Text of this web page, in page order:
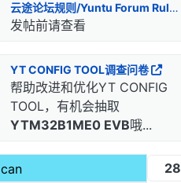
云途论坛规则/Yuntu Forum Rules
发帖前请查看
YT CONFIG TOOL调查问卷
帮助改进和优化YT CONFIG
TOOL，有机会抽取
YTM32B1ME0 EVB哦...
can
28